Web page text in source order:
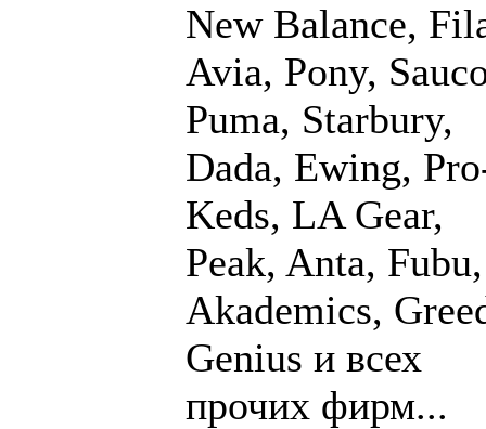
New Balance,
Avia, Pony,
Puma, Starbury,
Dada, Ewing,
Keds, LA Gear,
Peak, Anta, Fubu,
Akademics,
Genius и всех
прочих фирм...